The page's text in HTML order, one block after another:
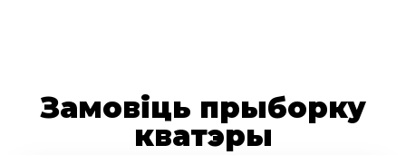
Замовіць прыборку
кватэры